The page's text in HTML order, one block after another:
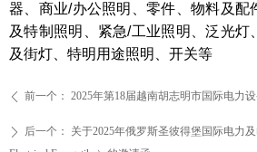
器、商业/办公照明、零件、物料及配
及特制照明、紧急/工业照明、泛光灯
及街灯、特明用途照明、开关等
ꄴ 前一个： 2025年第18届越南胡志明市国际电力
ꄲ 后一个：
关于2025年俄罗斯圣彼得堡国际电力